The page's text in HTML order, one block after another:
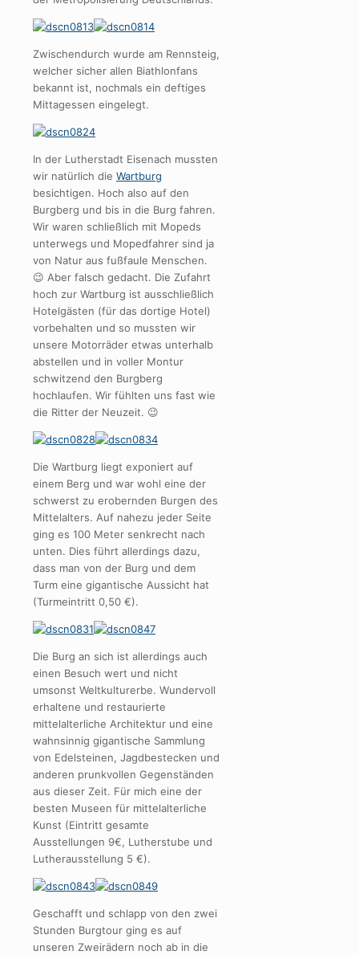
Zwischendurch wurde am Rennsteig,
welcher sicher allen Biathlonfans
bekannt ist, nochmals ein deftiges
Mittagessen eingelegt.
In der Lutherstadt Eisenach mussten
wir natürlich die Wartburg
besichtigen. Hoch also auf den
Burgberg und bis in die Burg fahren.
Wir waren schließlich mit Mopeds
unterwegs und Mopedfahrer sind ja
von Natur aus fußfaule Menschen.
😉 Aber falsch gedacht. Die Zufahrt
hoch zur Wartburg ist ausschließlich
Hotelgästen (für das dortige Hotel)
vorbehalten und so mussten wir
unsere Motorräder etwas unterhalb
abstellen und in voller Montur
schwitzend den Burgberg
hochlaufen. Wir fühlten uns fast wie
die Ritter der Neuzeit. 😉
Die Wartburg liegt exponiert auf
einem Berg und war wohl eine der
schwerst zu erobernden Burgen des
Mittelalters. Auf nahezu jeder Seite
ging es 100 Meter senkrecht nach
unten. Dies führt allerdings dazu,
dass man von der Burg und dem
Turm eine gigantische Aussicht hat
(Turmeintritt 0,50 €).
Die Burg an sich ist allerdings auch
einen Besuch wert und nicht
umsonst Weltkulturerbe. Wundervoll
erhaltene und restaurierte
mittelalterliche Architektur und eine
wahnsinnig gigantische Sammlung
von Edelsteinen, Jagdbestecken und
anderen prunkvollen Gegenständen
aus dieser Zeit. Für mich eine der
besten Museen für mittelalterliche
Kunst (Eintritt gesamte
Ausstellungen 9€, Lutherstube und
Lutherausstellung 5 €).
Geschafft und schlapp von den zwei
Stunden Burgtour ging es auf
unseren Zweirädern noch ab in die